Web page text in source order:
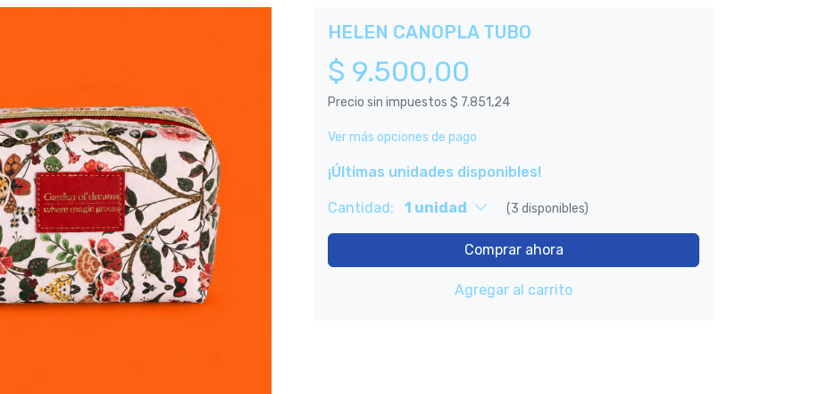
HELEN CANOPLA TUBO
$ 9.500,00
Precio sin impuestos$ 7.851,24
Ver más opciones de pago
¡Últimas unidades disponibles!
Cantidad: 1 unidad (3 disponibles)
Comprar ahora
Agregar al carrito